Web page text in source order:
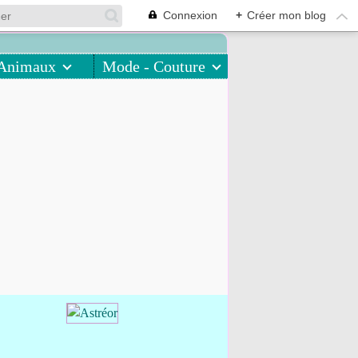
Connexion + Créer mon blog
Mode - Couture